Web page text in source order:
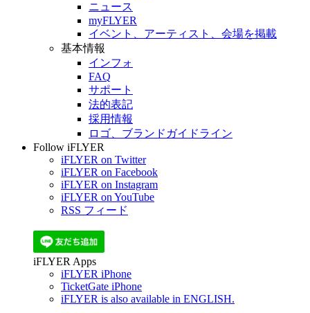
ニュース
myFLYER
イベント、アーティスト、会場を掲載
基本情報
インフォ
FAQ
サポート
法的表記
採用情報
ロゴ、ブランドガイドライン
Follow iFLYER
iFLYER on Twitter
iFLYER on Facebook
iFLYER on Instagram
iFLYER on YouTube
RSS フィード
iFLYER Apps
iFLYER iPhone
TicketGate iPhone
iFLYER is also available in ENGLISH.